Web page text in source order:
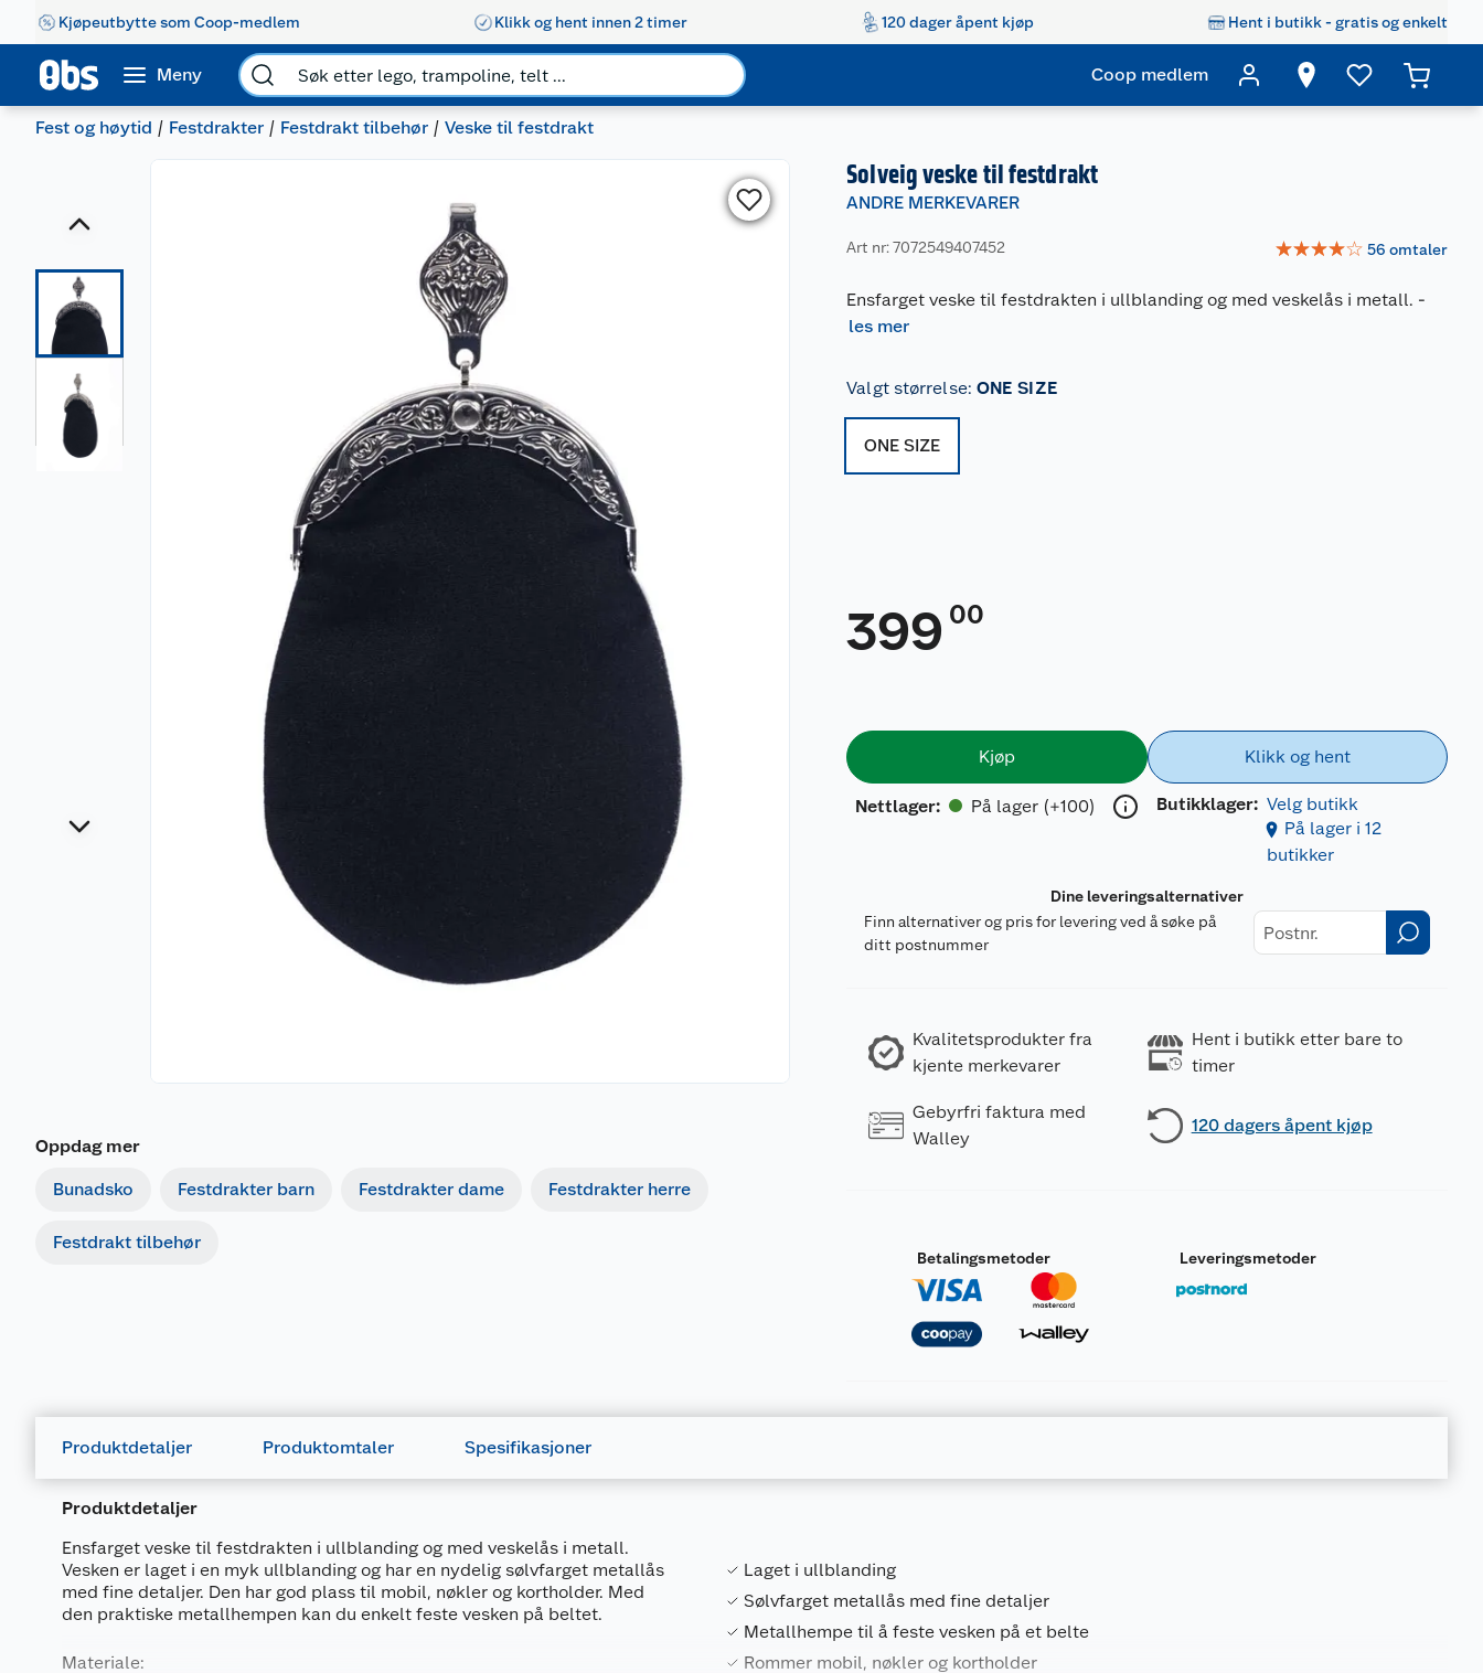
Kjøpeutbytte som Coop-medlem Klikk og hent innen 2 timer 120 dager åpent kjøp Hent i butikk - gratis og enkelt
Meny Coop medlem
Fest og høytid Festdrakter Festdrakt tilbehør Veske til festdrakt
Oppdag mer
Bunadsko Festdrakter barn Festdrakter dame Festdrakter herre
Festdrakt tilbehør
Solveig veske til festdrakt
ANDRE MERKEVARER
Art nr: 7072549407452 ☆☆☆☆☆ 56 omtaler
Ensfarget veske til festdrakten i ullblanding og med veskelås i metall. -
les mer
Valgt størrelse: ONE SIZE
ONE SIZE
399 00
Kjøp
Nettlager: På lager (+100)
Klikk og hent
Butikklager: Velg butikk
På lager i 12
butikker
Dine leveringsalternativer
Finn alternativer og pris for levering ved å søke på
ditt postnummer
Kvalitetsprodukter fra
kjente merkevarer
Hent i butikk etter bare to
timer
Gebyrfri faktura med
Walley
120 dagers åpent kjøp
Betalingsmetoder Leveringsmetoder
Produktdetaljer Produktomtaler Spesifikasjoner
Produktdetaljer
Ensfarget veske til festdrakten i ullblanding og med veskelås i metall.
Vesken er laget i en myk ullblanding og har en nydelig sølvfarget metallås
med fine detaljer. Den har god plass til mobil, nøkler og kortholder. Med
den praktiske metallhempen kan du enkelt feste vesken på beltet.
Materiale:
Laget i ullblanding
Sølvfarget metallås med fine detaljer
Metallhempe til å feste vesken på et belte
Rommer mobil, nøkler og kortholder